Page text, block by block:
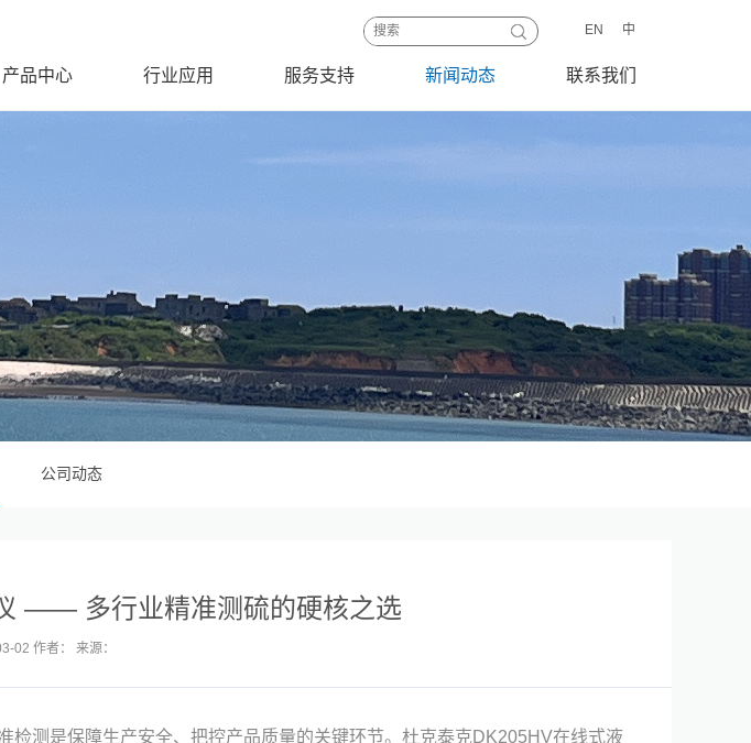
EN 中
产品中心 行业应用 服务支持 新闻动态 联系我们
公司动态
—— 多行业精准测硫的硬核之选
02 作者： 来源：
测是保障生产安全、把控产品质量的关键环节。杜克泰克DK205HV在线式液